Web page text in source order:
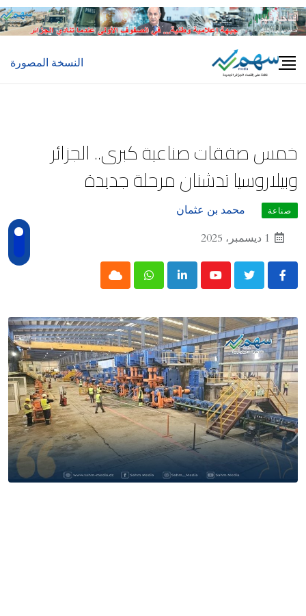
Skip
to
النسخة المصورة
خمس صفقات صناعية كبرى.. الجزائر
وبيلاروسيا تدشنان مرحلة جديدة
صناعة
محمد بن عثمان
1 ديسمبر، 2025
Youtube
LinkedIn
Whatsapp
Cloud